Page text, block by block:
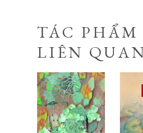
TÁC PHẨM
LIÊN
Liên hệ